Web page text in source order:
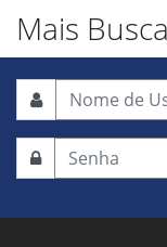
Mais